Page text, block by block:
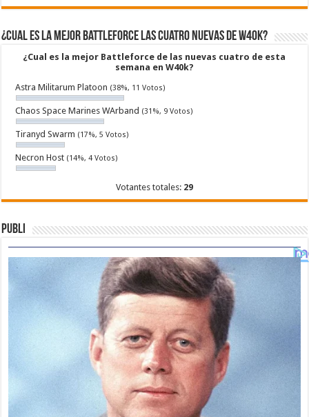
¿Cual es la mejor Battleforce las cuatro nuevas de W40k?
¿Cual es la mejor Battleforce de las nuevas cuatro de esta
semana en W40k?
Astra Militarum Platoon (38%, 11 Votos)
Chaos Space Marines WArband (31%, 9 Votos)
Tiranyd Swarm (17%, 5 Votos)
Necron Host (14%, 4 Votos)
Votantes totales: 29
Publi